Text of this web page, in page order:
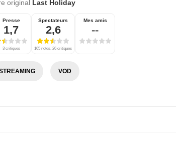
original Last Holiday
Presse
1,7
3 critiques
Spectateurs
2,6
165 notes, 26 critiques
Mes amis
--
VOD